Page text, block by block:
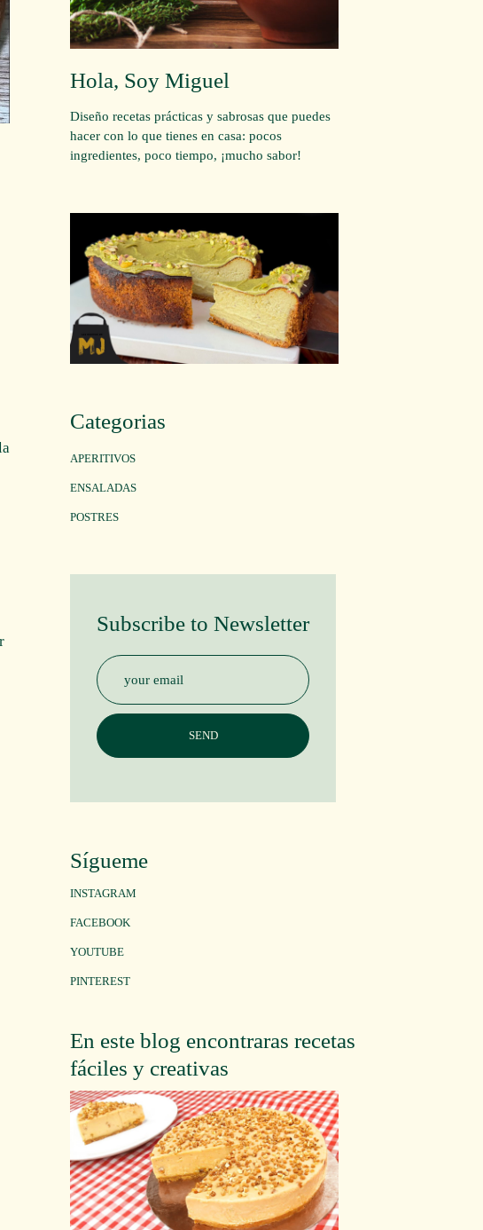
Hola, Soy Miguel
Diseño recetas prácticas y sabrosas que puedes
hacer con lo que tienes en casa: pocos
ingredientes, poco tiempo, ¡mucho sabor!
Categorias
APERITIVOS
ENSALADAS
POSTRES
Subscribe to Newsletter
Sígueme
INSTAGRAM
FACEBOOK
YOUTUBE
PINTEREST
En este blog encontraras recetas
fáciles y creativas